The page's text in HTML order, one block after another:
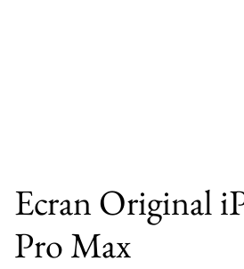
Ecran Original
Pro Max